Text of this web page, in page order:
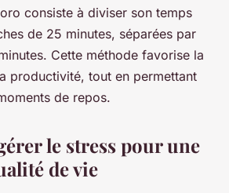
consiste à diviser son temps
de 25 minutes, séparées par
Cette méthode favorise la
productivité, tout en permettant
de repos.
le stress pour une
de vie